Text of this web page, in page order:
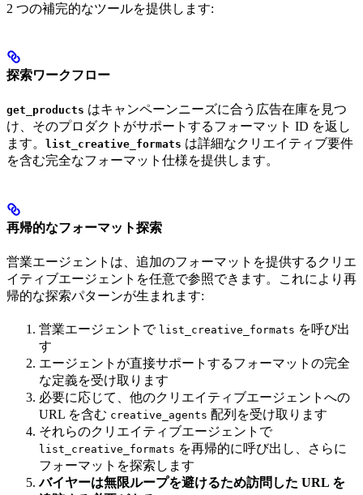
2 つの補完的なツールを提供します:
探索ワークフロー
get_products はキャンペーンニーズに合う広告在庫を見つ
け、そのプロダクトがサポートするフォーマット ID を返し
ます。
list_creative_formats は詳細なクリエイティブ要件
を含む完全なフォーマット仕様を提供します。
再帰的なフォーマット探索
営業エージェントは、追加のフォーマットを提供するクリエ
イティブエージェントを任意で参照できます。これにより再
帰的な探索パターンが生まれます:
営業エージェントで list_creative_formats を呼び出
す
エージェントが直接サポートするフォーマットの完全
な定義を受け取ります
必要に応じて、他のクリエイティブエージェントへの
URL を含む creative_agents 配列を受け取ります
それらのクリエイティブエージェントで
list_creative_formats を再帰的に呼び出し、さらに
フォーマットを探索します
バイヤーは無限ループを避けるため訪問した URL を